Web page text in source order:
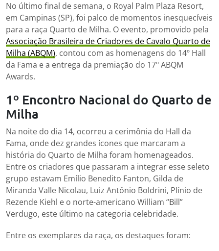
No último final de semana, o Royal Palm Plaza Resort,
em Campinas (SP), foi palco de momentos inesquecíveis
para a raça Quarto de Milha. O evento, promovido pela
Associação Brasileira de Criadores de Cavalo Quarto de
Milha (ABQM), contou com as homenagens do 14º Hall
da Fama e a entrega da premiação do 17º ABQM
Awards.
1º Encontro Nacional do Quarto de
Milha
Na noite do dia 14, ocorreu a cerimônia do Hall da
Fama, onde dez grandes ícones que marcaram a
história do Quarto de Milha foram homenageados.
Entre os criadores que passaram a integrar esse seleto
grupo estavam Emílio Benedito Fanton, Gilda de
Miranda Valle Nicolau, Luiz Antônio Boldrini, Plínio de
Rezende Kiehl e o norte-americano William “Bill”
Verdugo, este último na categoria celebridade.
Entre os exemplares da raça, os destaques foram: